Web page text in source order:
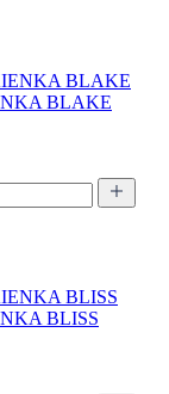
BLAKE
BLISS